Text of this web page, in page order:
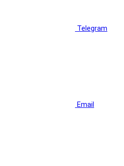
Telegram
Email